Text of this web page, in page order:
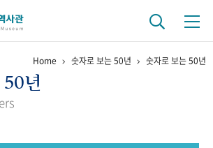
천사 역대 기관장
Home 숫자로 보는 50년 숫자로 보는 50년
년